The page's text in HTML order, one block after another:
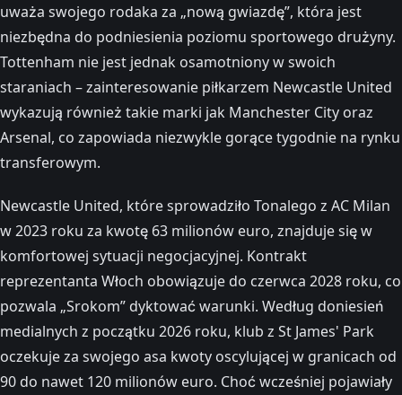
uważa swojego rodaka za „nową gwiazdę”, która jest
niezbędna do podniesienia poziomu sportowego drużyny.
Tottenham nie jest jednak osamotniony w swoich
staraniach – zainteresowanie piłkarzem Newcastle United
wykazują również takie marki jak Manchester City oraz
Arsenal, co zapowiada niezwykle gorące tygodnie na rynku
transferowym.
Newcastle United, które sprowadziło Tonalego z AC Milan
w 2023 roku za kwotę 63 milionów euro, znajduje się w
komfortowej sytuacji negocjacyjnej. Kontrakt
reprezentanta Włoch obowiązuje do czerwca 2028 roku, co
pozwala „Srokom” dyktować warunki. Według doniesień
medialnych z początku 2026 roku, klub z St James' Park
oczekuje za swojego asa kwoty oscylującej w granicach od
90 do nawet 120 milionów euro. Choć wcześniej pojawiały